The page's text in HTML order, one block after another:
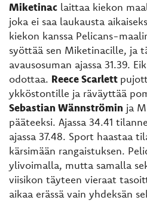
Miketinac laittaa kiekon
joka ei saa laukausta
kiekon kanssa Pelicans-
syöttää sen Miketinacille, ja
avausosuman ajassa 31.39.
odottaa. Reece Scarlett
ykköstontille ja räväyttää
Sebastian Wännströmin ja
pääteeksi. Ajassa 34.41
ajassa 37.48. Sport haastaa
kärsimään rangaistuksen.
ylivoimalla, mutta samalla
viisikon täyteen vieraat
aikaa erässä vain yhdeksän